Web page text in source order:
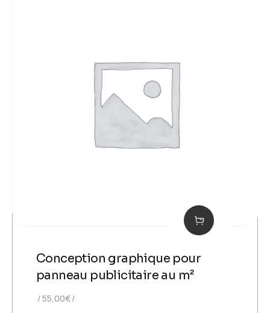
Conception graphique pour
panneau publicitaire au m²
55,00€